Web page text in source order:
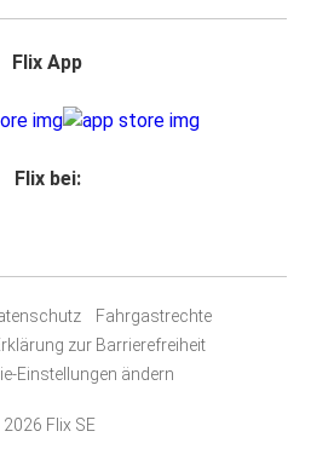
Flix App
Flix bei:
Fahrgastrechte
zur Barrierefreiheit
Einstellungen ändern
Flix SE